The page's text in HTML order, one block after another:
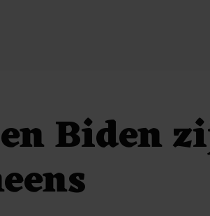
Biden